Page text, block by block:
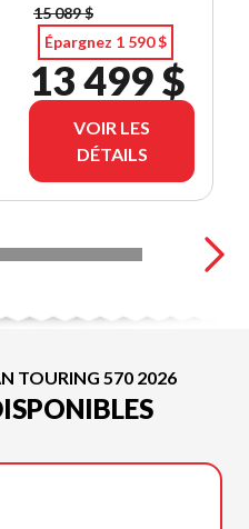
15 089 $
Épargnez 1 590 $
13 499 $
VOIR LES
DÉTAILS
TOURING 570 2026